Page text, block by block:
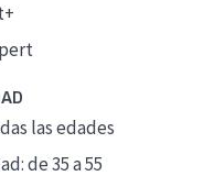
las edades
de 35 a 55